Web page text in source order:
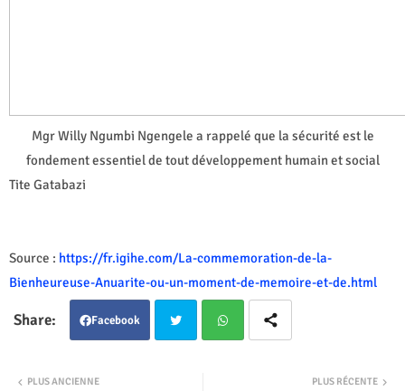
Mgr Willy Ngumbi Ngengele a rappelé que la sécurité est le
fondement essentiel de tout développement humain et social
Tite Gatabazi
Source : https://fr.igihe.com/La-commemoration-de-la-
Bienheureuse-Anuarite-ou-un-moment-de-memoire-et-de.html
Facebook
PLUS RÉCENTE
PLUS ANCIENNE